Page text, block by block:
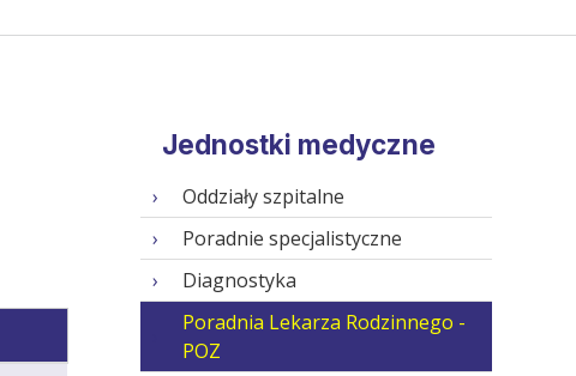
Jednostki medyczne
Oddziały szpitalne
Poradnie specjalistyczne
Diagnostyka
Poradnia Lekarza Rodzinnego -
POZ